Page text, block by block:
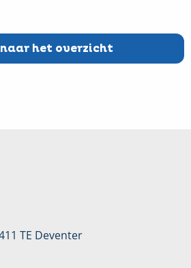
naar het overzicht
TE Deventer